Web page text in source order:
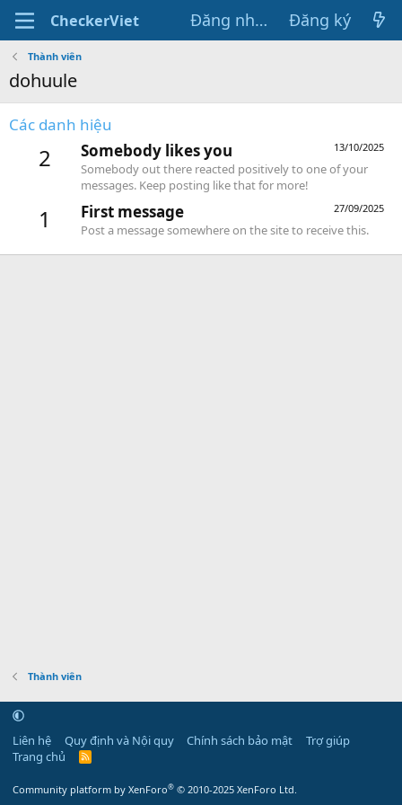
CheckerViet Đăng nhập Đăng ký
Thành viên
dohuule
Các danh hiệu
2 13/10/2025
Somebody likes you
Somebody out there reacted positively to one of your
messages. Keep posting like that for more!
1 27/09/2025
First message
Post a message somewhere on the site to receive this.
Thành viên
Liên hệ Quy định và Nội quy Chính sách bảo mật
Trợ giúp
Trang chủ
R
Community platform by XenForo® © 2010-2025 XenForo Ltd.